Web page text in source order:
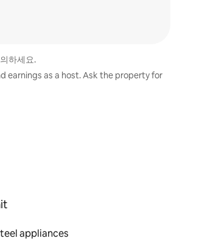
하세요.
earnings as a host. Ask the property for
appliances